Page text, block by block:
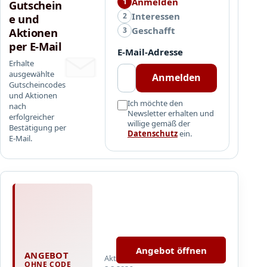
g
i
b
t
Gutschein
e und
Aktionen
per E-Mail
Erhalte
ausgewählte
Gutscheincodes
und Aktionen
nach
erfolgreicher
Bestätigung per
E-Mail.
2 Interessen
3 Geschafft
E-Mail-Adresse
Anmelden
Ich möchte den
Newsletter erhalten und
willige gemäß der
Datenschutzein.
ANGEBOT
OHNE CODE
E
und
Einlösebedingungen
im
Aktualisiert
Angebot öffnen